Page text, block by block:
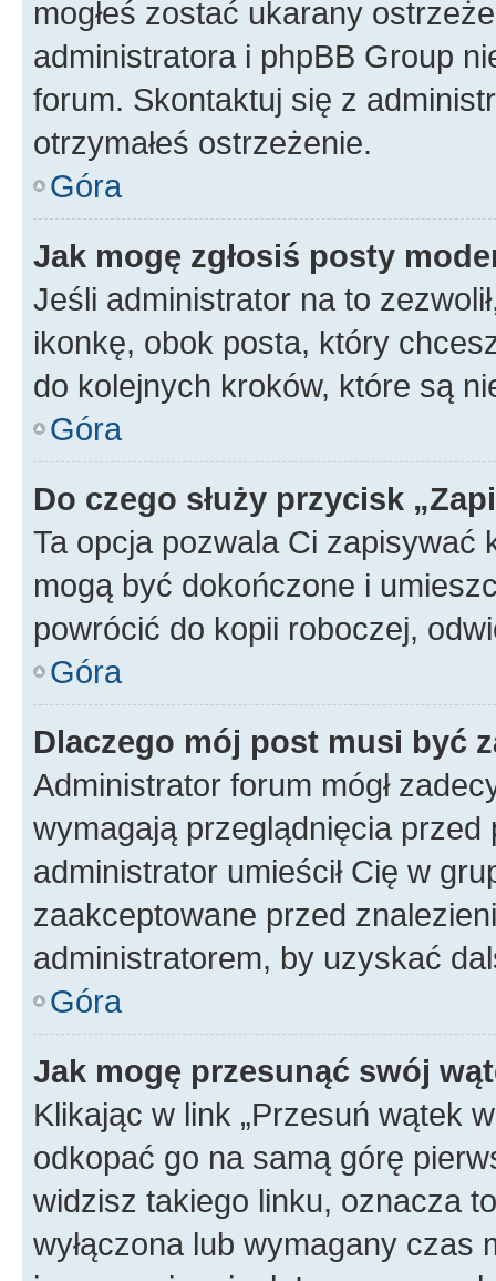
mogłeś zostać ukarany
administratora i phpBB Group
forum. Skontaktuj się z
otrzymałeś ostrzeżenie.
Góra
Jak mogę zgłosiś posty
Jeśli administrator na to
ikonkę, obok posta, który
do kolejnych kroków, które są
Góra
Do czego służy przycisk
Ta opcja pozwala Ci zapisywać
mogą być dokończone i
powrócić do kopii roboczej,
Góra
Dlaczego mój post musi być
Administrator forum mógł
wymagają przeglądnięcia
administrator umieścił Cię w
zaakceptowane przed
administratorem, by uzyskać
Góra
Jak mogę przesunąć swój
Klikając w link „Przesuń wątek
odkopać go na samą górę
widzisz takiego linku, oznacza
wyłączona lub wymagany czas